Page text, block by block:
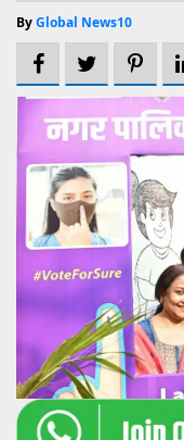
ByGlobal News10